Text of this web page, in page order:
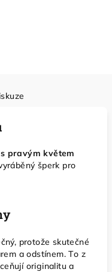
pravým květem
šperk pro
protože skutečné
a odstínem. To z
originalitu a